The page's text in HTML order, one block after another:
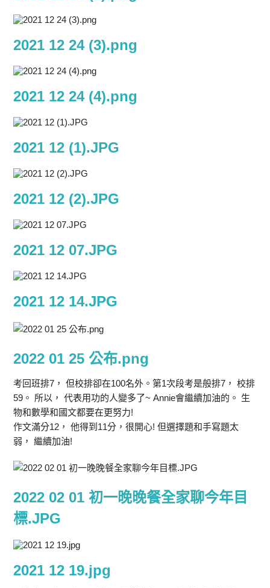
2021 12 24 (3).png
2021 12 24 (4).png
2021 12 (1).JPG
2021 12 (2).JPG
2021 12 07.JPG
2021 12 14.JPG
2022 01 25 公布.png
考回班排7， 但校排卻在100名外。第1次段考是般排7， 校排
59。 所以， 代表用功的人變多了~ Annie會繼續加油的。 生
物和數學和國文都要在更努力!
作文滿分12， 他得到11分，很開心! 但選擇題和手寫題太
弱， 繼續加油!
2022 02 01 初一晚晚餐全家聊今年目
標.JPG
2021 12 19.jpg